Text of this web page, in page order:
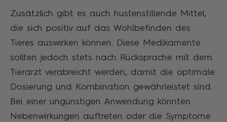
Zusätzlich gibt es auch hustenstillende Mittel,
die sich positiv auf das Wohlbefinden des
Tieres auswirken können. Diese Medikamente
sollten jedoch stets nach Rücksprache mit dem
Tierarzt verabreicht werden, damit die optimale
Dosierung und Kombination gewährleistet sind.
Bei einer ungünstigen Anwendung könnten
Nebenwirkungen auftreten oder die Symptome